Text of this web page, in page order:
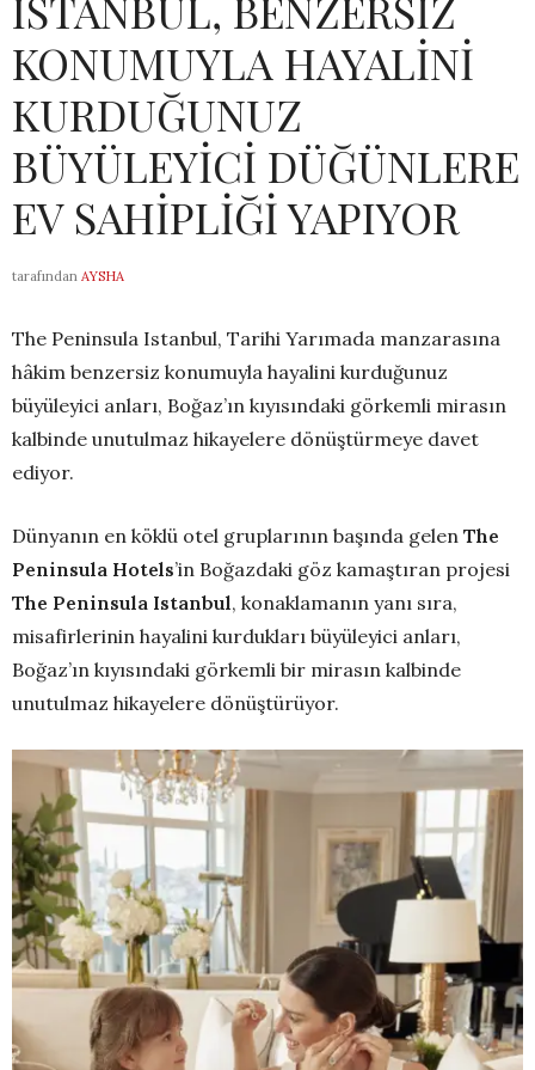
KONUMUYLA HAYALİNİ
KURDUĞUNUZ
BÜYÜLEYİCİ DÜĞÜNLERE
EV SAHİPLİĞİ YAPIYOR
tarafından AYSHA
The Peninsula Istanbul, Tarihi Yarımada manzarasına
hâkim benzersiz konumuyla hayalini kurduğunuz
büyüleyici anları, Boğaz’ın kıyısındaki görkemli mirasın
kalbinde unutulmaz hikayelere dönüştürmeye davet
ediyor.
Dünyanın en köklü otel gruplarının başında gelen The
Peninsula Hotels’in Boğazdaki göz kamaştıran projesi
The Peninsula Istanbul, konaklamanın yanı sıra,
misafirlerinin hayalini kurdukları büyüleyici anları,
Boğaz’ın kıyısındaki görkemli bir mirasın kalbinde
unutulmaz hikayelere dönüştürüyor.